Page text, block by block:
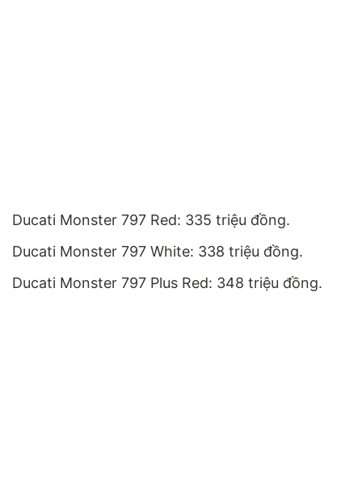
Ducati Monster 797 Red: 335 triệu đồng.
Ducati Monster 797 White: 338 triệu đồng.
Ducati Monster 797 Plus Red: 348 triệu đồng.